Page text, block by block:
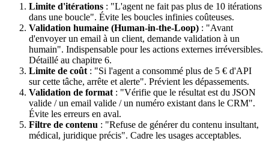
Limite d'itérations : "L'agent ne fait pas plus de 10 itérations
dans une boucle". Évite les boucles infinies coûteuses.
Validation humaine (Human-in-the-Loop) : "Avant
d'envoyer un email à un client, demande validation à un
humain". Indispensable pour les actions externes irréversibles.
Détaillé au chapitre 6.
Limite de coût : "Si l'agent a consommé plus de 5 € d'API
sur cette tâche, arrête et alerte". Prévient les dépassements.
Validation de format : "Vérifie que le résultat est du JSON
valide / un email valide / un numéro existant dans le CRM".
Évite les erreurs en aval.
Filtre de contenu : "Refuse de générer du contenu insultant,
médical, juridique précis". Cadre les usages acceptables.